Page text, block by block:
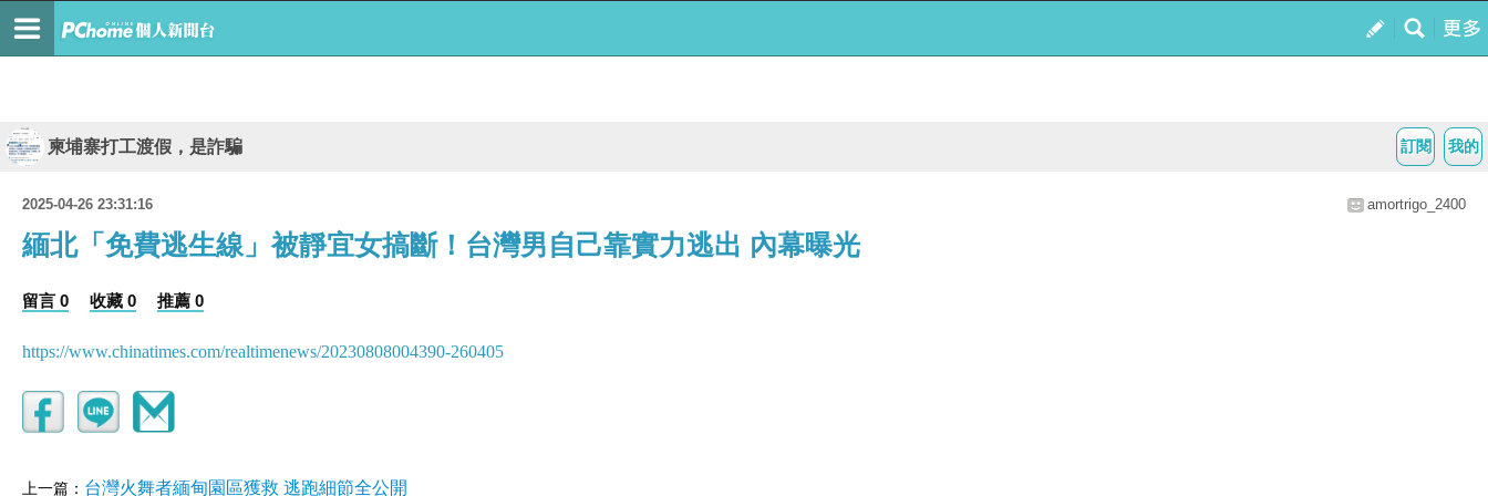
我的
訂閱
柬埔寨打工渡假，是詐騙
2025-04-26 23:31:16 amortrigo_2400
緬北「免費逃生線」被靜宜女搞斷！台灣男自己靠實力逃出 內幕曝光
留言 0 收藏 0 推薦 0
https://www.chinatimes.com/realtimenews/20230808004390-260405
上一篇： 台灣火舞者緬甸園區獲救 逃跑細節全公開